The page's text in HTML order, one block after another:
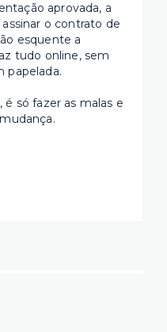
aprovada, a
o contrato de
esquente a
tudo online, sem
papelada.
é só fazer as malas e